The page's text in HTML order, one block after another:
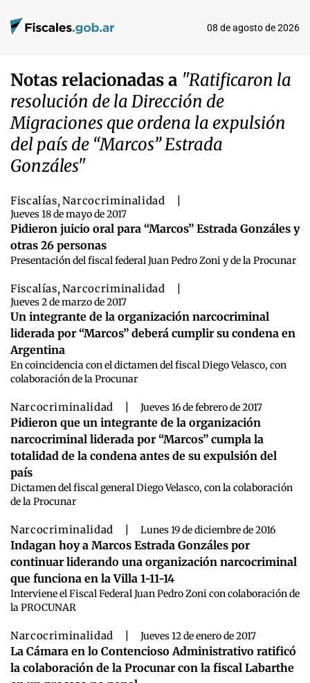
08 de agosto de 2026
Notas relacionadas a "Ratificaron la
resolución de la Dirección de
Migraciones que ordena la expulsión
del país de “Marcos” Estrada
Gonzáles"
Fiscalías, Narcocriminalidad
Jueves 18 de mayo de 2017
Pidieron juicio oral para “Marcos” Estrada Gonzáles y
otras 26 personas
Presentación del fiscal federal Juan Pedro Zoni y de la Procunar
Fiscalías, Narcocriminalidad
Jueves 2 de marzo de 2017
Un integrante de la organización narcocriminal
liderada por “Marcos” deberá cumplir su condena en
Argentina
En coincidencia con el dictamen del fiscal Diego Velasco, con
colaboración de la Procunar
Narcocriminalidad Jueves 16 de febrero de 2017
Pidieron que un integrante de la organización
narcocriminal liderada por “Marcos” cumpla la
totalidad de la condena antes de su expulsión del
país
Dictamen del fiscal general Diego Velasco, con la colaboración
de la Procunar
Narcocriminalidad Lunes 19 de diciembre de 2016
Indagan hoy a Marcos Estrada Gonzáles por
continuar liderando una organización narcocriminal
que funciona en la Villa 1-11-14
Interviene el Fiscal Federal Juan Pedro Zoni con colaboración de
la PROCUNAR
Narcocriminalidad Jueves 12 de enero de 2017
La Cámara en lo Contencioso Administrativo ratificó
la colaboración de la Procunar con la fiscal Labarthe